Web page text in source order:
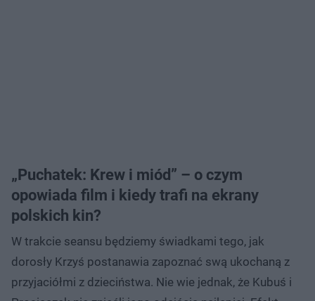
„Puchatek: Krew i miód” – o czym
opowiada film i kiedy trafi na ekrany
polskich kin?
W trakcie seansu będziemy świadkami tego, jak
dorosły Krzyś postanawia zapoznać swą ukochaną z
przyjaciółmi z dzieciństwa. Nie wie jednak, że Kubuś i